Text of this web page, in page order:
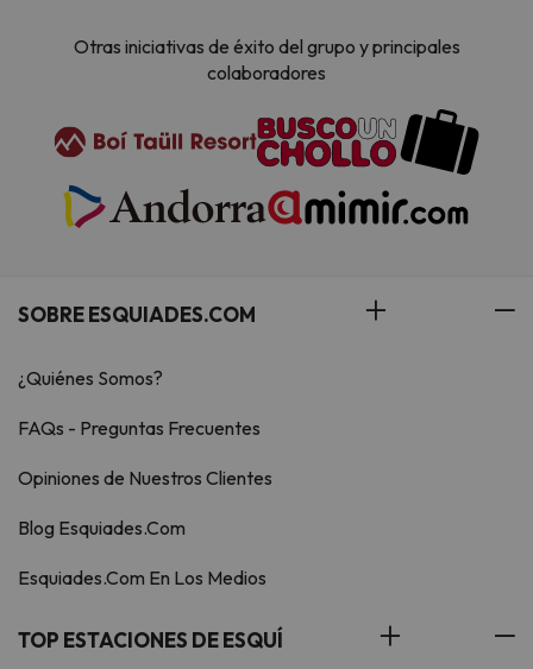
Otras iniciativas de éxito del grupo y principales
colaboradores
SOBRE ESQUIADES.COM
¿Quiénes Somos?
FAQs - Preguntas Frecuentes
Opiniones de Nuestros Clientes
Blog Esquiades.Com
Esquiades.Com En Los Medios
TOP ESTACIONES DE ESQUÍ